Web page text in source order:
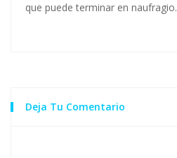
que puede terminar en naufragio.
Deja Tu Comentario